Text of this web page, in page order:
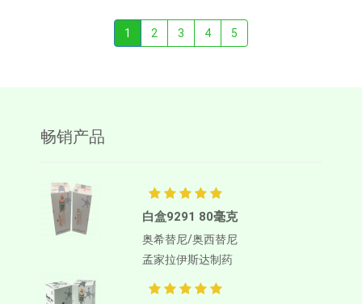
1 2 3 4 5
畅销产品
白盒9291 80毫克
奥希替尼/奥西替尼
孟家拉伊斯达制药